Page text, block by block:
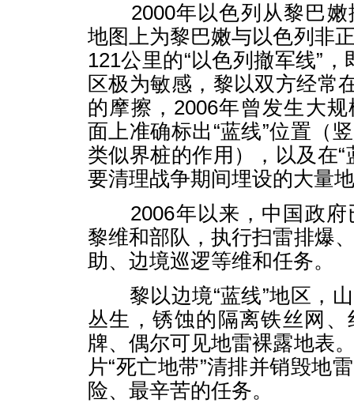
2000年以色列从黎巴嫩
地图上为黎巴嫩与以色列非
121公里的“以色列撤军线”，
区极为敏感，黎以双方经常
的摩擦，2006年曾发生大
面上准确标出“蓝线”位置（
类似界桩的作用），以及在“
要清理战争期间埋设的大量
2006年以来，中国政府
黎维和部队，执行扫雷排爆
助、边境巡逻等维和任务。
黎以边境“蓝线”地区，山
丛生，锈蚀的隔离铁丝网
牌、偶尔可见地雷裸露地表
片“死亡地带”清排并销毁地
险、最辛苦的任务。